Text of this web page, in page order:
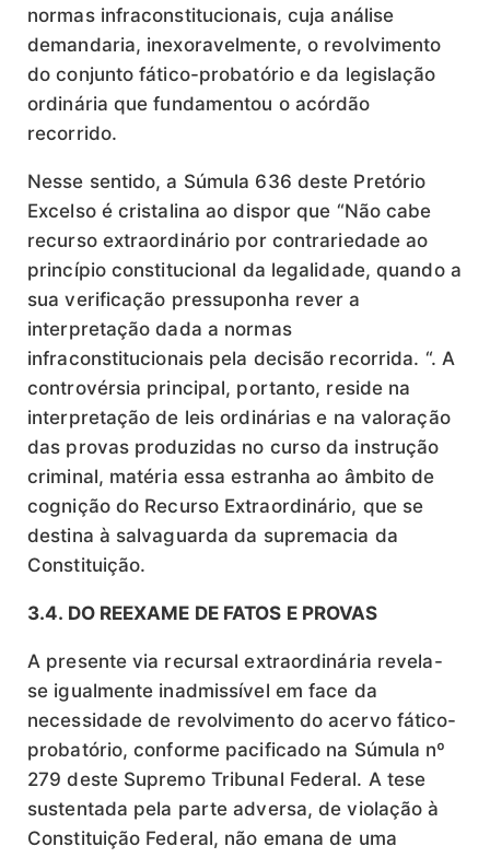
normas infraconstitucionais, cuja análise
demandaria, inexoravelmente, o revolvimento
do conjunto fático-probatório e da legislação
ordinária que fundamentou o acórdão
recorrido.
Nesse sentido, a Súmula 636 deste Pretório
Excelso é cristalina ao dispor que “Não cabe
recurso extraordinário por contrariedade ao
princípio constitucional da legalidade, quando a
sua verificação pressuponha rever a
interpretação dada a normas
infraconstitucionais pela decisão recorrida. “. A
controvérsia principal, portanto, reside na
interpretação de leis ordinárias e na valoração
das provas produzidas no curso da instrução
criminal, matéria essa estranha ao âmbito de
cognição do Recurso Extraordinário, que se
destina à salvaguarda da supremacia da
Constituição.
3.4. DO REEXAME DE FATOS E PROVAS
A presente via recursal extraordinária revela-
se igualmente inadmissível em face da
necessidade de revolvimento do acervo fático-
probatório, conforme pacificado na Súmula nº
279 deste Supremo Tribunal Federal. A tese
sustentada pela parte adversa, de violação à
Constituição Federal, não emana de uma